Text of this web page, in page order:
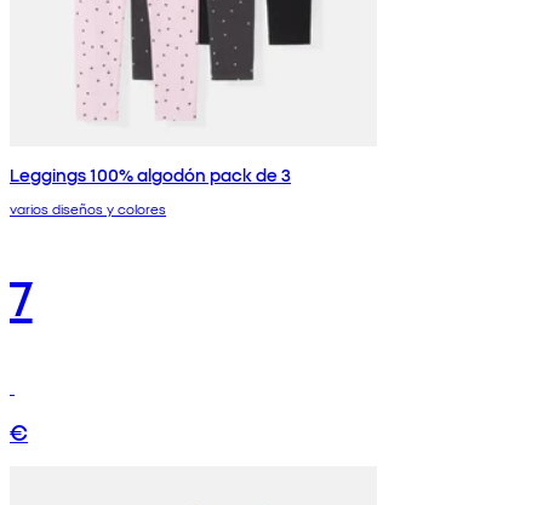
Leggings 100% algodón pack de 3
varios diseños y colores
7
€